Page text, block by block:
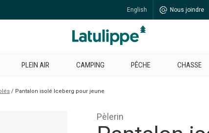
English Nous joindre
PLEIN AIR CAMPING PÊCHE CHASSE
Pantalon isolé Iceberg pour jeune
Pèlerin